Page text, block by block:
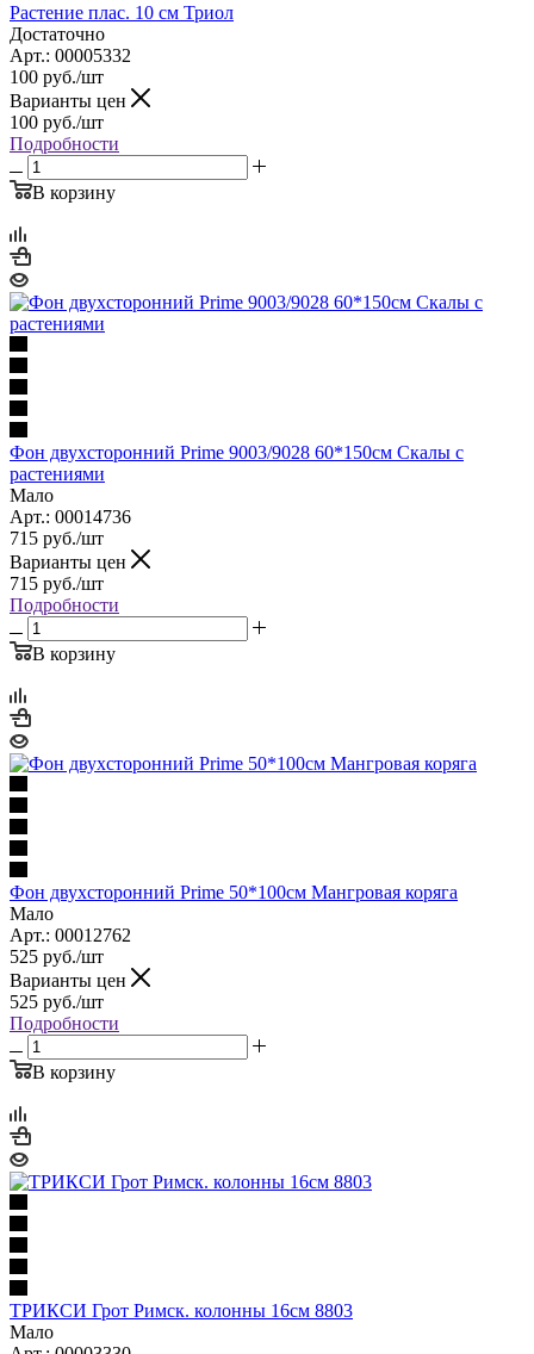
Растение плас. 10 см Триол
Достаточно
Арт.: 00005332
100 руб./шт
Варианты цен
100 руб./шт
Подробности
В корзину
Фон двухсторонний Prime 9003/9028 60*150см Скалы с
растениями
Мало
Арт.: 00014736
715 руб./шт
Варианты цен
715 руб./шт
Подробности
В корзину
Фон двухсторонний Prime 50*100см Мангровая коряга
Мало
Арт.: 00012762
525 руб./шт
Варианты цен
525 руб./шт
Подробности
В корзину
ТРИКСИ Грот Римск. колонны 16см 8803
Мало